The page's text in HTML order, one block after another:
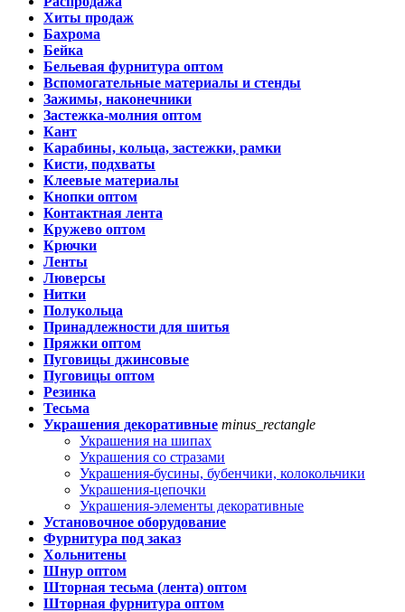
Хиты продаж
Бахрома
Бейка
Бельевая фурнитура оптом
Вспомогательные материалы и стенды
Зажимы, наконечники
Застежка-молния оптом
Кант
Карабины, кольца, застежки, рамки
Кисти, подхваты
Клеевые материалы
Кнопки оптом
Контактная лента
Кружево оптом
Крючки
Ленты
Люверсы
Нитки
Полукольца
Принадлежности для шитья
Пряжки оптом
Пуговицы джинсовые
Пуговицы оптом
Резинка
Тесьма
Украшения декоративные minus_rectangle
Украшения на шипах
Украшения со стразами
Украшения-бусины, бубенчики, колокольчики
Украшения-цепочки
Украшения-элементы декоративные
Установочное оборудование
Фурнитура под заказ
Хольнитены
Шнур оптом
Шторная тесьма (лента) оптом
Шторная фурнитура оптом